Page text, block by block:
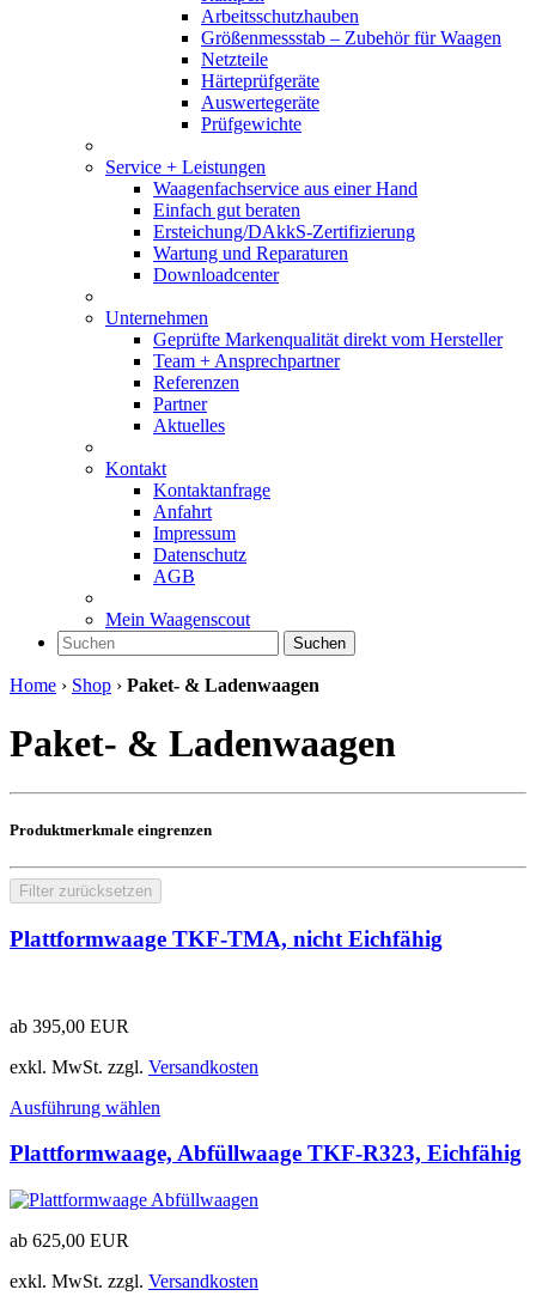
Arbeitsschutzhauben
Größenmessstab – Zubehör für Waagen
Netzteile
Härteprüfgeräte
Auswertegeräte
Prüfgewichte
Service + Leistungen
Waagenfachservice aus einer Hand
Einfach gut beraten
Ersteichung/DAkkS-Zertifizierung
Wartung und Reparaturen
Downloadcenter
Unternehmen
Geprüfte Markenqualität direkt vom Hersteller
Team + Ansprechpartner
Referenzen
Partner
Aktuelles
Kontakt
Kontaktanfrage
Anfahrt
Impressum
Datenschutz
AGB
Mein Waagenscout
Suchen
Home › Shop › Paket- & Ladenwaagen
Paket- & Ladenwaagen
Produktmerkmale eingrenzen
Filter zurücksetzen
Plattformwaage TKF-TMA, nicht Eichfähig
ab 395,00 EUR
exkl. MwSt. zzgl. Versandkosten
Ausführung wählen
Plattformwaage, Abfüllwaage TKF-R323, Eichfähig
ab 625,00 EUR
exkl. MwSt. zzgl. Versandkosten